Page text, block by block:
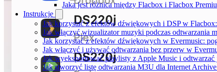
Jaka jest różnica między Flacbox i Flacbox
Instrukcje
Jak korzystać z efektów dźwiękowych i DSP w
Jak włączyć wizualizator muzyki podczas odtwarzania
Jak korzystać z efektów dźwiękowych w Evermusic:
Jak włączyć i używać odtwarzania bez przerw w
Jak wyeksportować playlisty z Apple Music i
Jak stworzyć listę odtwarzania M3U dla Internet